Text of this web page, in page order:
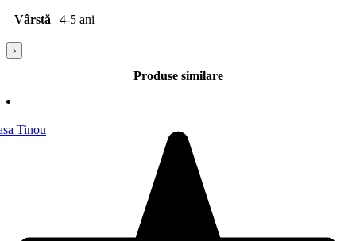
Vârstă 4-5 ani
›
Produse similare